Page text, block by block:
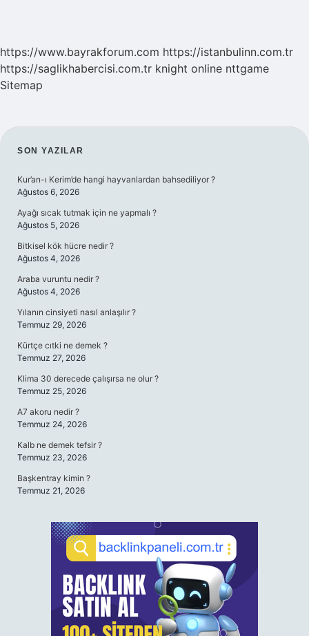
https://www.bayrakforum.com https://istanbulinn.com.tr
https://saglikhabercisi.com.tr knight online nttgame
Sitemap
SIDEBAR
SON YAZILAR
Kur’an-ı Kerim’de hangi hayvanlardan bahsediliyor ?
Ağustos 6, 2026
Ayağı sıcak tutmak için ne yapmalı ?
Ağustos 5, 2026
Bitkisel kök hücre nedir ?
Ağustos 4, 2026
Araba vuruntu nedir ?
Ağustos 4, 2026
Yılanın cinsiyeti nasıl anlaşılır ?
Temmuz 29, 2026
Kürtçe cıtki ne demek ?
Temmuz 27, 2026
Klima 30 derecede çalışırsa ne olur ?
Temmuz 25, 2026
A7 akoru nedir ?
Temmuz 24, 2026
Kalb ne demek tefsir ?
Temmuz 23, 2026
Başkentray kimin ?
Temmuz 21, 2026